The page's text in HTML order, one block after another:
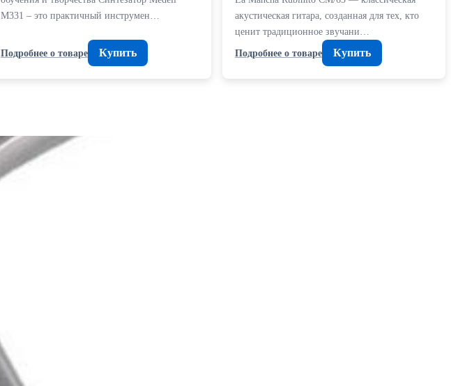
M331 – это практичный инструмен…
Подробнее о товаре Купить
акустическая гитара, созданная для тех, кто
ценит традиционное звучани…
Подробнее о товаре
Купить